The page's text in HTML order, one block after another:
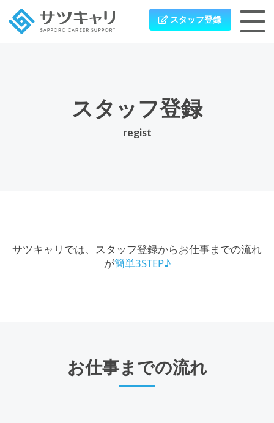
スタッフ登録
スタッフ登録
regist
サツキャリでは、スタッフ登録からお仕事までの流れ
が簡単3STEP♪
お仕事までの流れ